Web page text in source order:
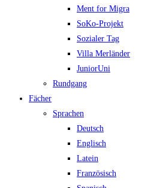
Ment for Migra
SoKo-Projekt
Sozialer Tag
Villa Merländer
JuniorUni
Rundgang
Fächer
Sprachen
Deutsch
Englisch
Latein
Französisch